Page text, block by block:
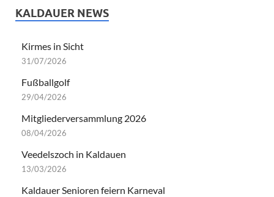
KALDAUER NEWS
Kirmes in Sicht
31/07/2026
Fußballgolf
29/04/2026
Mitgliederversammlung 2026
08/04/2026
Veedelszoch in Kaldauen
13/03/2026
Kaldauer Senioren feiern Karneval